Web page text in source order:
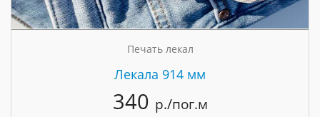
Печать лекал
Лекала 914 мм
340 р./пог.м